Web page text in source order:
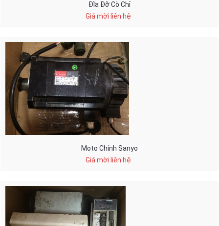
Đĩa Đỡ Cò Chỉ
Giá mời liên hệ
Moto Chính Sanyo
Giá mời liên hệ